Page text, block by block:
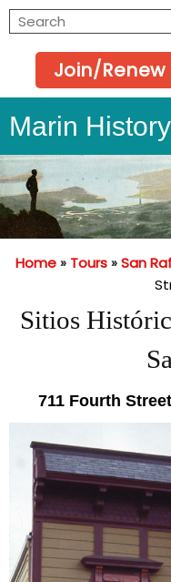
Join/Renew
Marin
Home» Tours»San
Sitios
711 Fourth